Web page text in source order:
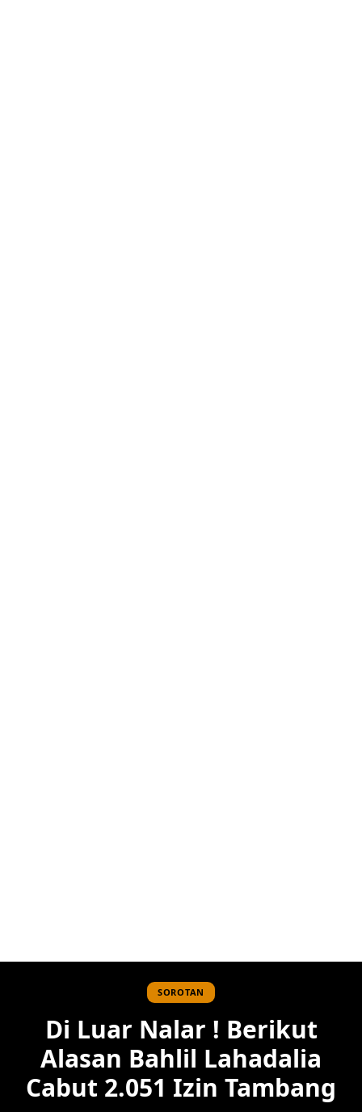
SOROTAN
Di Luar Nalar ! Berikut
Alasan Bahlil Lahadalia
Cabut 2.051 Izin Tambang